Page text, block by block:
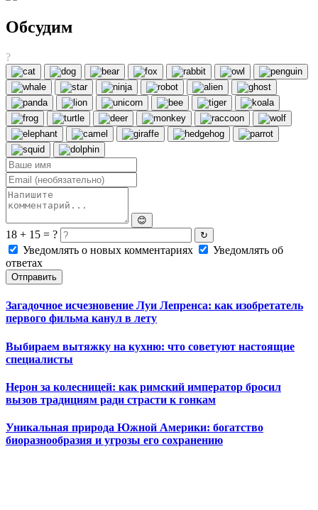
Обсудим
?
😊
18 + 15 = ? ↻
Уведомлять о новых комментариях
Уведомлять об
ответах
Отправить
Загадочное исчезновение Луи Лепренса: как изобретатель
первого фильма канул в лету
Выбираем вытяжку на кухню: что советуют настоящие
специалисты
Нерон за колесницей: как римский император бросил
вызов традициям ради страсти к гонкам
Уникальная природа Южной Америки: богатство
биоразнообразия и угрозы его сохранению